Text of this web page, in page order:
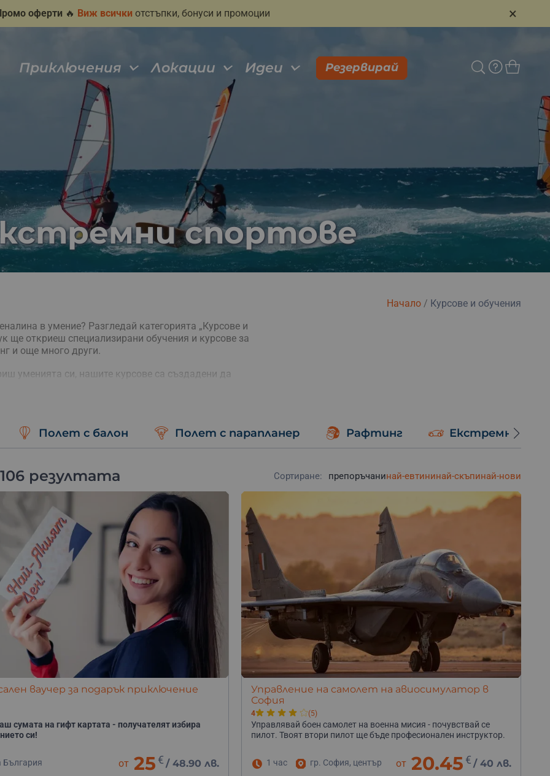
оферти 🔥 Виж всички отстъпки, бонуси и промоции ×
Приключения Локации Идеи Резервирай
спортове
в умение? Разгледай категорията „Курсове и
ще откриеш специализирани обучения и курсове за
и още много други.
уменията си, нашите курсове са създадени да
с увереност и безопасност.
Начало/ Курсове и обучения
Полет с балон Полет с парапланер Рафтинг Екстремно
резултата Сортиране: препоръчанинай-евтининай-скъпинай-нови
ваучер за подарък приключение
сумата на гифт картата - получателят избира
си!
България от 25 € /48.90 лв.
Управление на самолет на авиосимулатор в
София
4 (5)
Управлявай боен самолет на военна мисия - почувствай се
пилот. Твоят втори пилот ще бъде професионален инструктор.
1 час гр. София, център от 20.45 € / 40 лв.